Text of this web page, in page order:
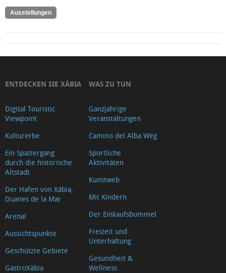
Ausstellungen
ENTDECKEN SIE XÀBIA
Digital Touristic
Viewpoint
Kulturerbe
Ein Spaziergang
durch die historische
Altstadt
Der Hafen von Xábia,
Duanes de la Mar
Arenal
Aussichtspunkte
Geschützte Gebiete
GastroXàbia
WAS ZU TUN
Ganzjährige
Veranstaltungen
Camino del Alba Weg
Sportliche
Aktivitäten
Kunstweb
Mit Kindern
Der Einkaufsbummel
Freizeit und
Unterhaltung
Gesundheit &
Wellness